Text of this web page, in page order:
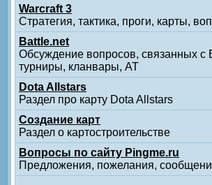
Warcraft 3
Стратегия, тактика, проги, карты,
Battle.net
Обсуждение вопросов, связанных
турниры, кланвары, АТ
Dota Allstars
Раздел про карту Dota Allstars
Создание карт
Раздел о картостроительстве
Вопросы по сайту Pingme.ru
Предложения, пожелания,